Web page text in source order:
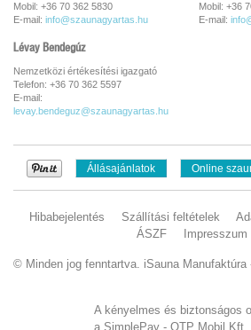
Mobil: +36 70 362 5830
E-mail: info@szaunagyartas.hu
Mobil: +36
E-mail:
Lévay Bendegúz
Nemzetközi értékesítési igazgató
Telefon: +36 70 362 5597
E-mail:
levay.bendeguz@szaunagyartas.hu
Állásajánlatok Online
Hibabejelentés Szállítási feltételek
ÁSZF
Impresszum
© Minden jog fenntartva. iSauna Manufaktúra
A kényelmes és biztonságos
a SimplePay - OTP Mobil Kft.